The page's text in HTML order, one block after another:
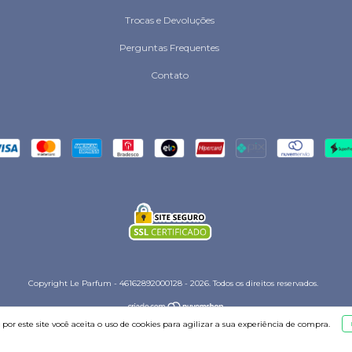
este site você aceita o uso de cookies para agilizar a sua experiência de compra.
Trocas e Devoluções
Perguntas Frequentes
Contato
Copyright Le Parfum - 46162892000128 - 2026. Todos os direitos reservados.